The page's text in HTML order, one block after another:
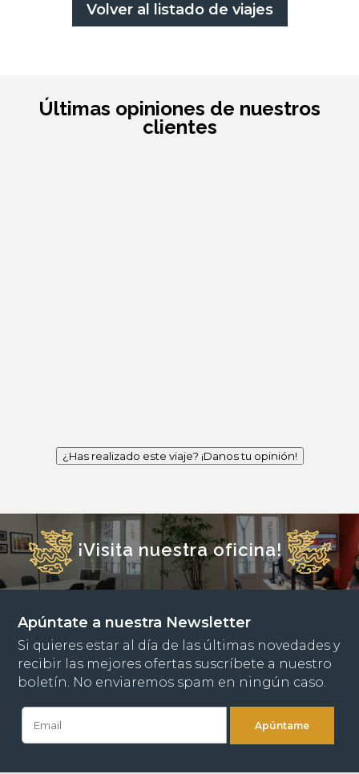
Volver al listado de viajes
Últimas opiniones de nuestros
clientes
¿Has realizado este viaje? ¡Danos tu opinión!
¡Visita nuestra oficina!
Apúntate a nuestra Newsletter
Si quieres estar al día de las últimas novedades y
recibir las mejores ofertas suscríbete a nuestro
boletín. No enviaremos spam en ningún caso.